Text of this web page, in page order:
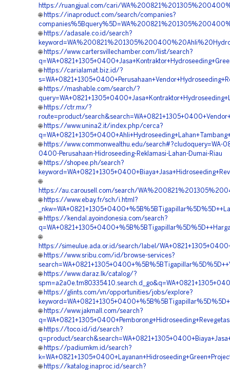
https://ruangjual.com/cari/
🌐 https://inaproduct.com/search/companies?
🌐 https://adasale.co.id/search?
🌐 https://www.cartersvillechamber.com/list/search?
🌐 https://carialamat.biz.id/?
🌐 https://mashable.com/search/?
🌐 https://ctr.mx/?
route=product/
🌐 https://www.unina2.it/index.php/cerca?
🌐 https://www.commonwealthu.edu/search#?cludoquery=WA-
0400-Perusahaan-Hidroseeding-Reklamasi-Lahan-Dumai-Riau
🌐 https://shopee.ph/search?
🌐
https://au.carousell.com/search/
🌐 https://www.ebay.fr/sch/i.html?
🌐 https://kendal.ayoindonesia.com/search?
🌐
https://simeulue.ada.or.id/search/label/
🌐 https://www.sribu.com/id/browse-services?
🌐 https://www.daraz.lk/catalog/?
🌐 https://glints.com/vn/opportunities/jobs/explore?
🌐 https://www.jakmall.com/search?
🌐 https://toco.id/id/search?
q=product/
🌐 https://padiumkm.id/search?
🌐 https://katalog.inaproc.id/search?